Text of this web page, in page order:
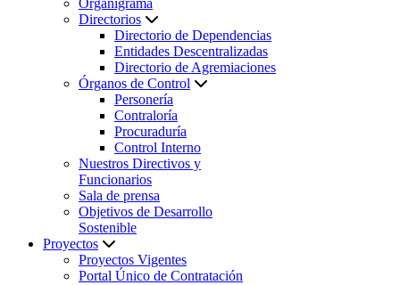
Organigrama
Directorios
Directorio de Dependencias
Entidades Descentralizadas
Directorio de Agremiaciones
Órganos de Control
Personería
Contraloría
Procuraduría
Control Interno
Nuestros Directivos y
Funcionarios
Sala de prensa
Objetivos de Desarrollo
Sostenible
Proyectos
Proyectos Vigentes
Portal Único de Contratación